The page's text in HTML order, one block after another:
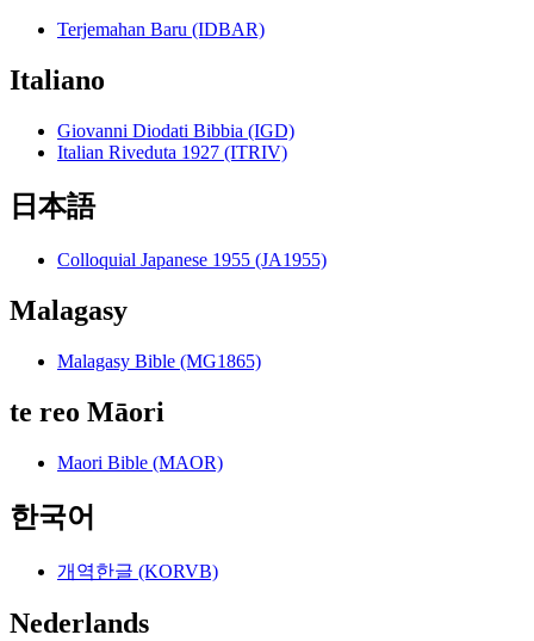
Terjemahan Baru (IDBAR)
Italiano
Giovanni Diodati Bibbia (IGD)
Italian Riveduta 1927 (ITRIV)
日本語
Colloquial Japanese 1955 (JA1955)
Malagasy
Malagasy Bible (MG1865)
te reo Māori
Maori Bible (MAOR)
한국어
개역한글 (KORVB)
Nederlands